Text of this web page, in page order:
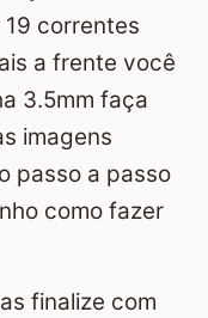
correntes
a frente você
3.5mm faça
imagens
passo a passo
como fazer
finalize com